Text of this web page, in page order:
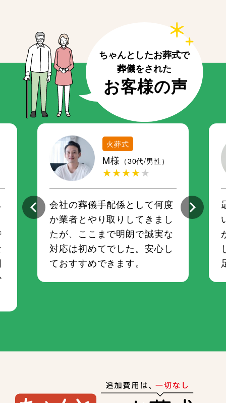
火葬式
M様 （30代/男性）
★★★★★
会社の葬儀手配係として何度
か業者とやり取りしてきまし
たが、ここまで明朗で誠実な
対応は初めてでした。安心し
ておすすめできます。